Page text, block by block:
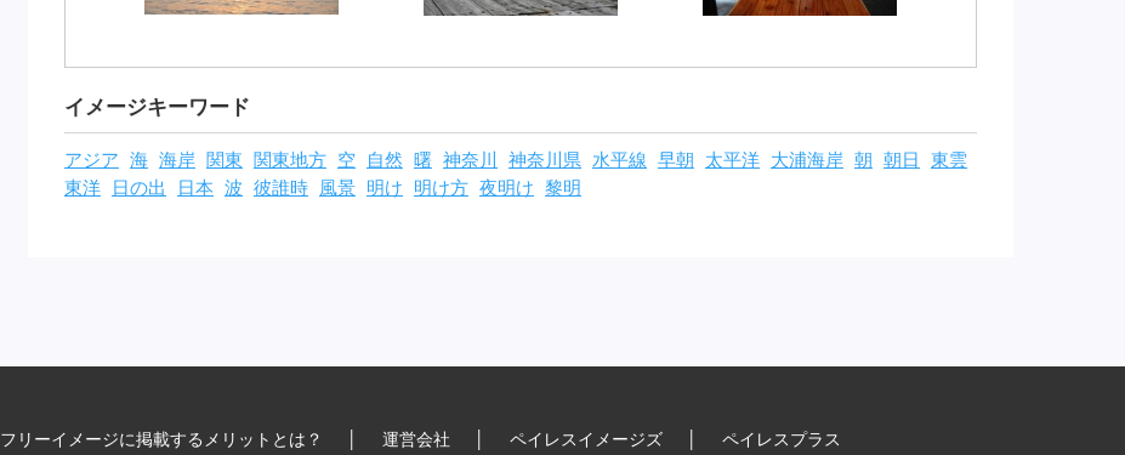
イメージキーワード
アジア 海 海岸 関東 関東地方 空 自然 曙 神奈川 神奈川県 水平線 早朝 太平洋 大浦海岸 朝 朝日
東雲
東洋
日の出 日本 波 彼誰時 風景 明け 明け方 夜明け 黎明
フリーイメージに掲載するメリットとは？ 運営会社 ペイレスイメージズ ペイレスプラス